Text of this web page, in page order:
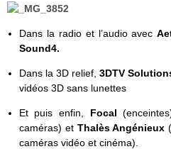
Dans la radio et l’audio avec
Sound4.
Dans la 3D relief, 3DTV
vidéos 3D sans lunettes
Et puis enfin, Focal
caméras) et Thalès Angénieux
caméras vidéo et cinéma).